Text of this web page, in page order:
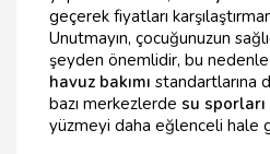
geçerek fiyatları
Unutmayın, çocuğunuzun
şeyden önemlidir, bu
havuz bakımı standartlarına
bazı merkezlerde su sporları
yüzmeyi daha eğlenceli hale